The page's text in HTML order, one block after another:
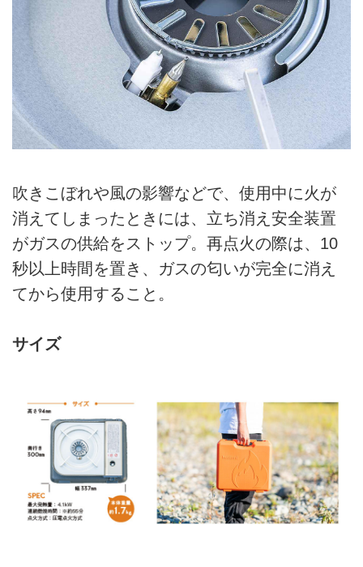
吹きこぼれや風の影響などで、使用中に火が
消えてしまったときには、立ち消え安全装置
がガスの供給をストップ。再点火の際は、10
秒以上時間を置き、ガスの匂いが完全に消え
てから使用すること。
サイズ